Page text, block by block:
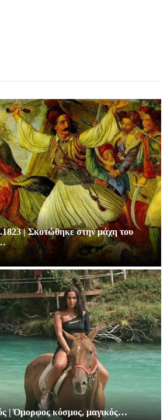
| Σκοτώθηκε στην μάχη του
| Όμορφος κόσμος, μαγικός…